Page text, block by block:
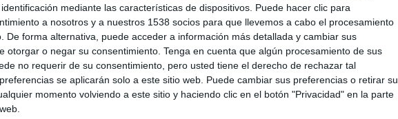
mediante las características de dispositivos. Puede hacer clic para
a nosotros y a nuestros 1538 socios para que llevemos a cabo el procesamiento
De forma alternativa, puede acceder a información más detallada y cambiar sus
otorgar o negar su consentimiento. Tenga en cuenta que algún procesamiento de sus
no requerir de su consentimiento, pero usted tiene el derecho de rechazar tal
se aplicarán solo a este sitio web. Puede cambiar sus preferencias o retirar su
momento volviendo a este sitio y haciendo clic en el botón "Privacidad" en la parte
40
RIVALES
4
VS San Martín
Tucumán
4
COMPETICIONES
RANKING POR COMPETICIONES
Primera Nacional Argentina
53 (75,71%)